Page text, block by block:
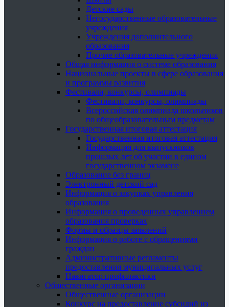
Детские сады
Негосударственные образовательные
учреждения
Учреждения дополнительного
образования
Прочие образовательные учреждения
Общая информация о системе образования
Национальные проекты в сфере образования
и программы развития
Фестивали, конкурсы, олимпиады
Фестивали, конкурсы, олимпиады
Всероссийская олимпиада школьников
по общеобразовательным предметам
Государственная итоговая аттестация
Государственная итоговая аттестация
Информация для выпускников
прошлых лет об участии в едином
государственном экзамене
Образование без границ
Электронный детский сад
Информация о закупках управления
образования
Информация о проведенных управлением
образования проверках
Формы и образцы заявлений
Информация о работе с обращениями
граждан
Административные регламенты
предоставления муниципальных услуг
Навигатор профилактики
Общественные организации
Общественные организации
Конкурс на предоставление субсидий из